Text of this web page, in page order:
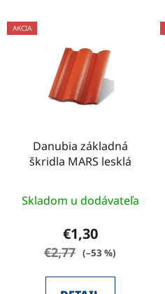
AKCIA
Danubia základná
škridla MARS lesklá
Skladom u dodávateľa
€1,30
€2,77 (–53 %)